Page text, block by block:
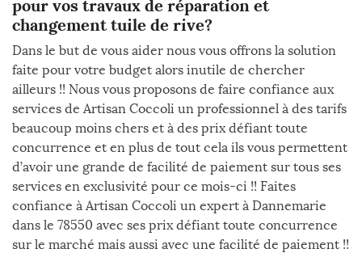
pour vos travaux de réparation et
changement tuile de rive?
Dans le but de vous aider nous vous offrons la solution
faite pour votre budget alors inutile de chercher
ailleurs !! Nous vous proposons de faire confiance aux
services de Artisan Coccoli un professionnel à des tarifs
beaucoup moins chers et à des prix défiant toute
concurrence et en plus de tout cela ils vous permettent
d’avoir une grande de facilité de paiement sur tous ses
services en exclusivité pour ce mois-ci !! Faites
confiance à Artisan Coccoli un expert à Dannemarie
dans le 78550 avec ses prix défiant toute concurrence
sur le marché mais aussi avec une facilité de paiement !!